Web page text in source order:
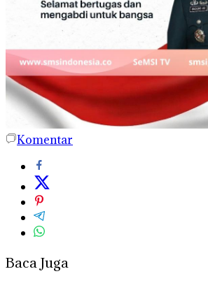
Komentar
Baca Juga